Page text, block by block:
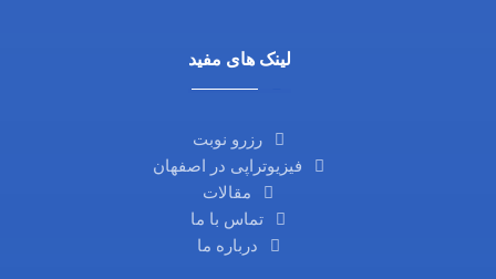
لینک های مفید
رزرو نوبت
فیزیوتراپی در اصفهان
مقالات
تماس با ما
درباره ما